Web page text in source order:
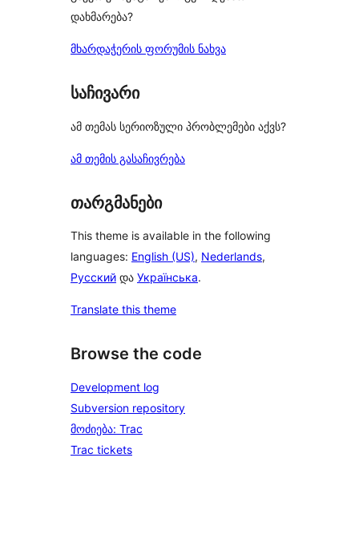
დახმარება?
მხარდაჭერის ფორუმის ნახვა
საჩივარი
ამ თემას სერიოზული პრობლემები აქვს?
ამ თემის გასაჩივრება
თარგმანები
This theme is available in the following
languages: English (US), Nederlands,
Русский და Українська.
Translate this theme
Browse the code
Development log
Subversion repository
მოძიება: Trac
Trac tickets